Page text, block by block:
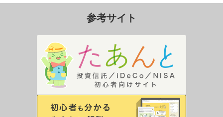
参考サイト